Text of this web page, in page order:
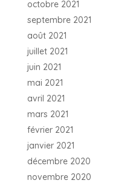
octobre 2021
septembre 2021
août 2021
juillet 2021
juin 2021
mai 2021
avril 2021
mars 2021
février 2021
janvier 2021
décembre 2020
novembre 2020